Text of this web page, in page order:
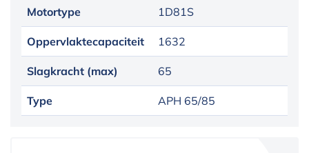
Motortype 1D81S
Oppervlaktecapaciteit 1632
Slagkracht (max) 65
Type APH 65/85